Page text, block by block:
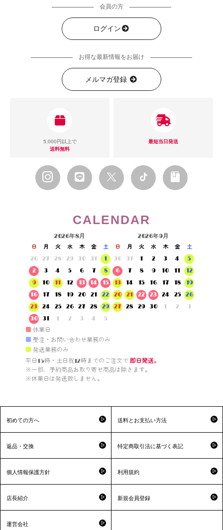
会員の方
ログイン
お得な最新情報をお届け
メルマガ登録
5,000円以上で
送料無料
最短当日発送
CALENDAR
2026年8月
日 月 火 水 木 金
土
26
27 28 29 30 31
1
2
3 4 5 6 7
8
9
10 11 12 13 14
15
16
17 18 19 20 21
22
23
24 25 26 27 28
29
30
31 1 2 3 4 5
2026年9月
日 月 火 水 木 金
土
30
31 1 2 3 4
5
6
7 8 9 10 11
12
13
14 15 16 17 18
19
20
21 22 23 24 25
26
27
28 29 30 1 2 3
■ 休業日
■ 受注・お問い合わせ業務のみ
■ 発送業務のみ
平日15時・土日祝12時までのご注文で 即日発送。
※一部、予約商品お取り寄せ商品は除きます。
※休業日は発送致しません。
初めての方へ 送料とお支払い方法
返品・交換 特定商取引法に基づく表記
個人情報保護方針 利用規約
店長紹介 新規会員登録
運営会社